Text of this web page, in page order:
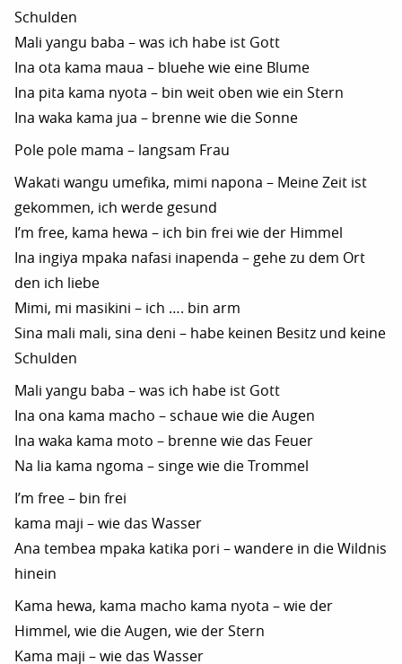
Schulden
Mali yangu baba – was ich habe ist Gott
Ina ota kama maua – bluehe wie eine Blume
Ina pita kama nyota – bin weit oben wie ein Stern
Ina waka kama jua – brenne wie die Sonne
Pole pole mama – langsam Frau
Wakati wangu umefika, mimi napona – Meine Zeit ist
gekommen, ich werde gesund
I’m free, kama hewa – ich bin frei wie der Himmel
Ina ingiya mpaka nafasi inapenda – gehe zu dem Ort
den ich liebe
Mimi, mi masikini – ich …. bin arm
Sina mali mali, sina deni – habe keinen Besitz und keine
Schulden
Mali yangu baba – was ich habe ist Gott
Ina ona kama macho – schaue wie die Augen
Ina waka kama moto – brenne wie das Feuer
Na lia kama ngoma – singe wie die Trommel
I’m free – bin frei
kama maji – wie das Wasser
Ana tembea mpaka katika pori – wandere in die Wildnis
hinein
Kama hewa, kama macho kama nyota – wie der
Himmel, wie die Augen, wie der Stern
Kama maji – wie das Wasser